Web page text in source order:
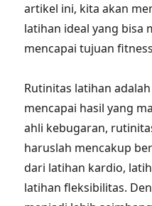
artikel ini, kita akan
latihan ideal yang bisa
mencapai tujuan
Rutinitas latihan
mencapai hasil yang
ahli kebugaran,
haruslah mencakup
dari latihan kardio,
latihan fleksibilitas.